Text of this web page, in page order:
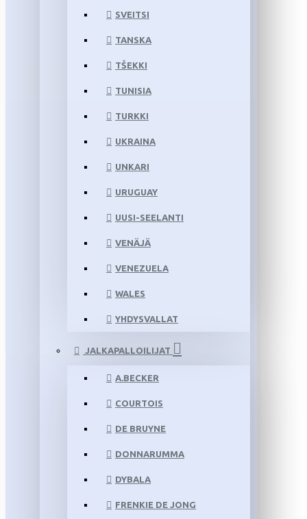
SVEITSI
TANSKA
TŠEKKI
TUNISIA
TURKKI
UKRAINA
UNKARI
URUGUAY
UUSI-SEELANTI
VENÄJÄ
VENEZUELA
WALES
YHDYSVALLAT
JALKAPALLOILIJAT
A.BECKER
COURTOIS
DE BRUYNE
DONNARUMMA
DYBALA
FRENKIE DE JONG